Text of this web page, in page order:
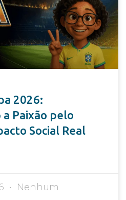
2026:
Paixão pelo
Social Real
Nenhum